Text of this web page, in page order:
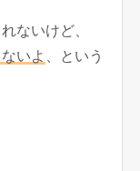
ないけど、
いよ 、という